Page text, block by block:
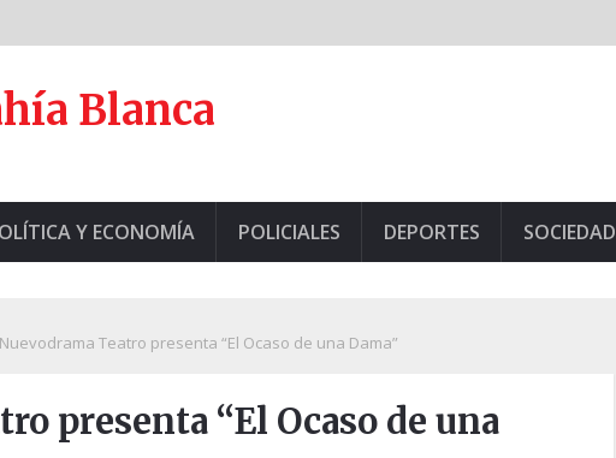
Blanca
Y ECONOMÍA POLICIALES DEPORTES SOCIEDAD
Nuevodrama Teatro presenta “El Ocaso de una Dama”
presenta “El Ocaso de una